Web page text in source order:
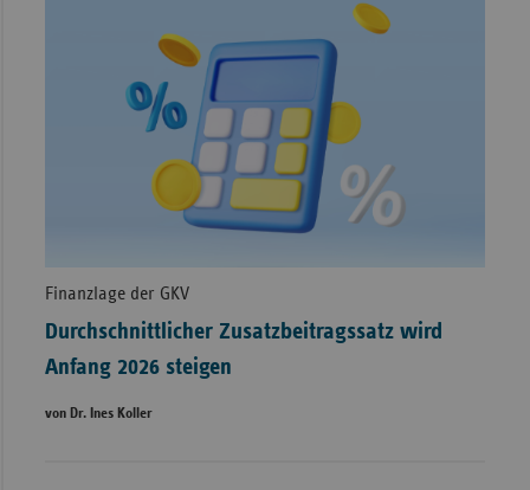
Finanzlage der GKV
Durchschnittlicher Zusatzbeitragssatz wird
Anfang 2026 steigen
von Dr. Ines Koller